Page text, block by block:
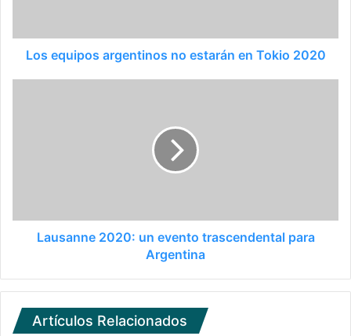
Los equipos argentinos no estarán en Tokio 2020
Lausanne 2020: un evento trascendental para
Argentina
Artículos Relacionados